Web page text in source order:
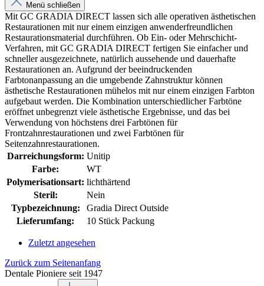
Menü schließen
Mit GC GRADIA DIRECT lassen sich alle operativen ästhetischen
Restaurationen mit nur einem einzigen anwenderfreundlichen
Restaurationsmaterial durchführen. Ob Ein- oder Mehrschicht-
Verfahren, mit GC GRADIA DIRECT fertigen Sie einfacher und
schneller ausgezeichnete, natürlich aussehende und dauerhafte
Restaurationen an. Aufgrund der beeindruckenden
Farbtonanpassung an die umgebende Zahnstruktur können
ästhetische Restaurationen mühelos mit nur einem einzigen Farbton
aufgebaut werden. Die Kombination unterschiedlicher Farbtöne
eröffnet unbegrenzt viele ästhetische Ergebnisse, und das bei
Verwendung von höchstens drei Farbtönen für
Frontzahnrestaurationen und zwei Farbtönen für
Seitenzahnrestaurationen.
Darreichungsform: Unitip
Farbe:
WT
Polymerisationsart: lichthärtend
Steril:
Nein
Typbezeichnung:
Gradia Direct Outside
Lieferumfang:
10 Stück Packung
Zuletzt angesehen
Zurück zum Seitenanfang
Dentale Pioniere seit 1947